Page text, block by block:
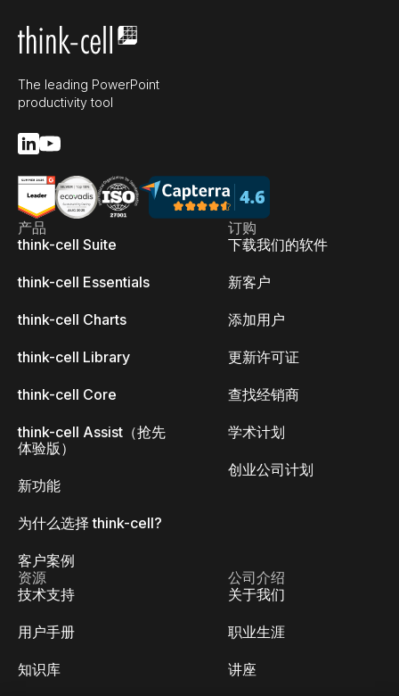
The leading PowerPoint
productivity tool
产品
think-cell Suite
think-cell Essentials
think-cell Charts
think-cell Library
think-cell Core
think-cell Assist（抢先
体验版）
新功能
为什么选择 think-cell?
客户案例
订购
下载我们的软件
新客户
添加用户
更新许可证
查找经销商
学术计划
创业公司计划
资源
技术支持
用户手册
知识库
公司介绍
关于我们
职业生涯
讲座